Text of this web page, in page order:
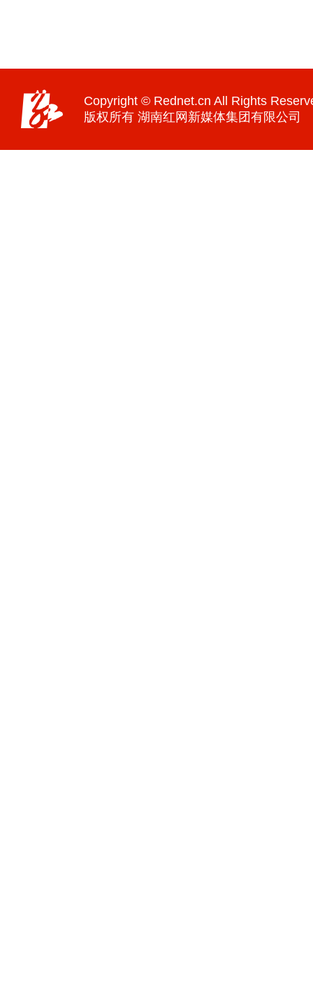
Copyright © Rednet.cn All Rights
版权所有 湖南红网新媒体集团有限公司